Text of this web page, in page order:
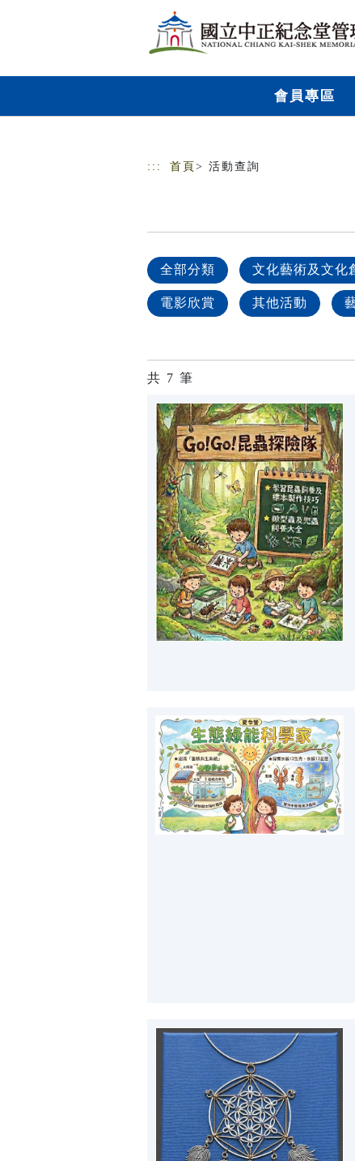
會員專區
::: 首頁 > 活動查詢
全部分類 文化藝術及文化
電影欣賞 其他活動
共 7 筆